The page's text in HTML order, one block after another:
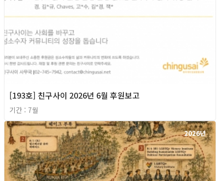
[193호] 친구사이 2026년 6월 후원보고
기간 : 7월
2026년